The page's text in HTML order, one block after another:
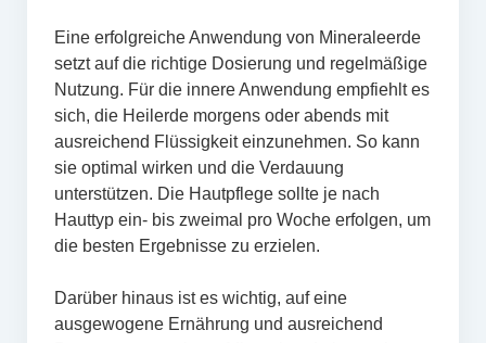
Eine erfolgreiche Anwendung von Mineraleerde
setzt auf die richtige Dosierung und regelmäßige
Nutzung. Für die innere Anwendung empfiehlt es
sich, die Heilerde morgens oder abends mit
ausreichend Flüssigkeit einzunehmen. So kann
sie optimal wirken und die Verdauung
unterstützen. Die Hautpflege sollte je nach
Hauttyp ein- bis zweimal pro Woche erfolgen, um
die besten Ergebnisse zu erzielen.
Darüber hinaus ist es wichtig, auf eine
ausgewogene Ernährung und ausreichend